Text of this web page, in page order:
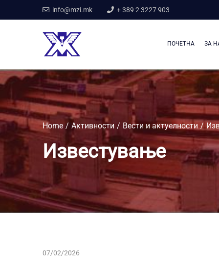
info@mzi.mk + 389 2 3227 903
ПОЧЕТНА ЗА
Home Активности Вести и актуелности
Известување
07/02/2026